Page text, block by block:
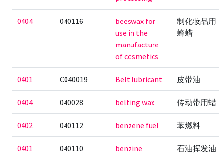
0404 040116
beeswax for
use in the
manufacture
of cosmetics
制化妆品用
蜂蜡
0401 C040019 Belt lubricant 皮带油
0404 040028 belting wax 传动带用蜡
0402 040112 benzene fuel 苯燃料
0401 040110 benzine 石油挥发油